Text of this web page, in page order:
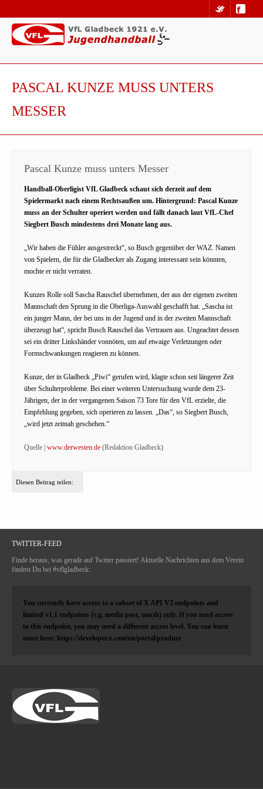
PASCAL KUNZE MUSS UNTERS
MESSER
Pascal Kunze muss unters Messer
Handball-Oberligist VfL Gladbeck schaut sich derzeit auf dem
Spielermarkt nach einem Rechtsaußen um. Hintergrund: Pascal Kunze
muss an der Schulter operiert werden und fällt danach laut VfL-Chef
Siegbert Busch mindestens drei Monate lang aus.
„Wir haben die Fühler ausgestreckt“, so Busch gegenüber der WAZ. Namen
von Spielern, die für die Gladbecker als Zugang interessant sein könnten,
mochte er nicht verraten.
Kunzes Rolle soll Sascha Rauschel übernehmen, der aus der eigenen zweiten
Mannschaft den Sprung in die Oberliga-Auswahl geschafft hat. „Sascha ist
ein junger Mann, der bei uns in der Jugend und in der zweiten Mannschaft
überzeugt hat“, spricht Busch Rauschel das Vertrauen aus. Ungeachtet dessen
sei ein dritter Linkshänder vonnöten, um auf etwaige Verletzungen oder
Formschwankungen reagieren zu können.
Kunze, der in Gladbeck „Piwi“ gerufen wird, klagte schon seit längerer Zeit
über Schulterprobleme. Bei einer weiteren Untersuchung wurde dem 23-
Jährigen, der in der vergangenen Saison 73 Tore für den VfL erzielte, die
Empfehlung gegeben, sich operieren zu lassen. „Das“, so Siegbert Busch,
„wird jetzt zeitnah geschehen.“
Quelle | www.derwesten.de (Redaktion Gladbeck)
Diesen Beitrag teilen:
TWITTER-FEED
Finde heraus, was gerade auf Twitter passiert! Aktuelle Nachrichten aus dem Verein
findest Du bei #vflgladbeck:
You currently have access to a subset of X API V2 endpoints and
limited v1.1 endpoints (e.g. media post, oauth) only. If you need access
to this endpoint, you may need a different access level. You can learn
more here: https://developer.x.com/en/portal/product